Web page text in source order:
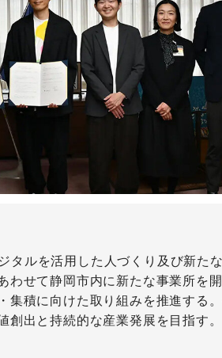
タルを活用した人づくり及び新た
わせて静岡市内に新たな事業所を
集積に向けた取り組みを推進する
出と持続的な産業発展を目指す。